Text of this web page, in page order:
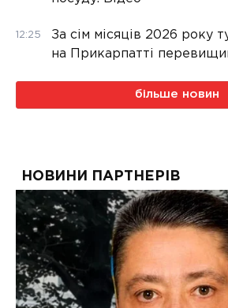
12:25
За сім місяців 2026 року
на Прикарпатті
більше новин